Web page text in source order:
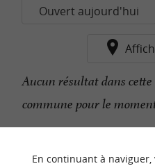
Ouvert aujourd'hui
Aucun résultat dans
commune pour le
En continuant à